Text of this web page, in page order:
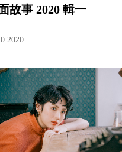
故事 2020 輯一